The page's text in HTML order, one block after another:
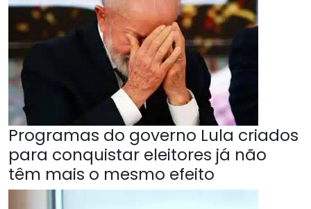
Programas do governo Lula criados
para conquistar eleitores já não
têm mais o mesmo efeito